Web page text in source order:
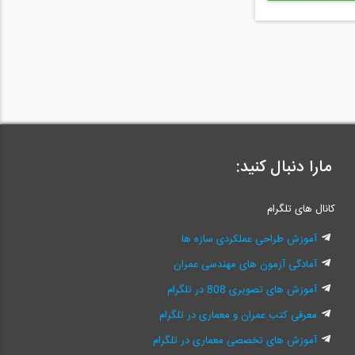
مارا دنبال کنید:
کانال های تلگرام
آموزش طراحی عملکردی سازه ها
آمادگی آزمون های مهندسی عمران
آموزش های تصویری 808 در تلگرام
معرفی کتب عمران و معماری در تلگرام
آموزش های تخصصی معماری در تلگرام